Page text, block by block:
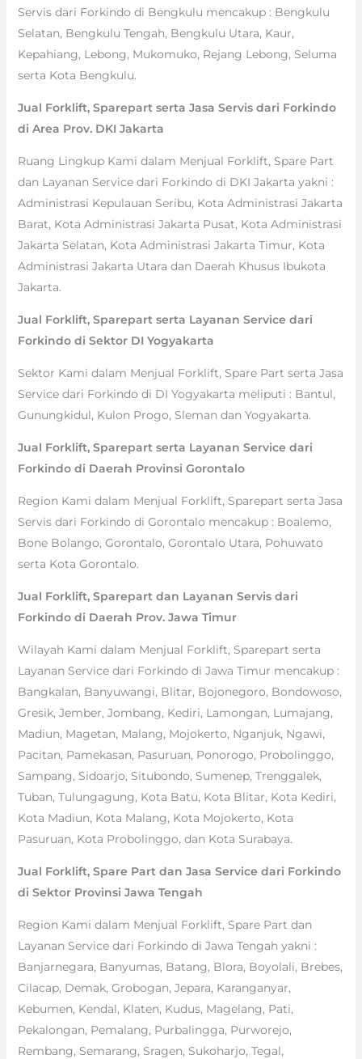
Servis dari Forkindo di Bengkulu mencakup : Bengkulu
Selatan, Bengkulu Tengah, Bengkulu Utara, Kaur,
Kepahiang, Lebong, Mukomuko, Rejang Lebong, Seluma
serta Kota Bengkulu.
Jual Forklift, Sparepart serta Jasa Servis dari Forkindo
di Area Prov. DKI Jakarta
Ruang Lingkup Kami dalam Menjual Forklift, Spare Part
dan Layanan Service dari Forkindo di DKI Jakarta yakni :
Administrasi Kepulauan Seribu, Kota Administrasi Jakarta
Barat, Kota Administrasi Jakarta Pusat, Kota Administrasi
Jakarta Selatan, Kota Administrasi Jakarta Timur, Kota
Administrasi Jakarta Utara dan Daerah Khusus Ibukota
Jakarta.
Jual Forklift, Sparepart serta Layanan Service dari
Forkindo di Sektor DI Yogyakarta
Sektor Kami dalam Menjual Forklift, Spare Part serta Jasa
Service dari Forkindo di DI Yogyakarta meliputi : Bantul,
Gunungkidul, Kulon Progo, Sleman dan Yogyakarta.
Jual Forklift, Sparepart serta Layanan Service dari
Forkindo di Daerah Provinsi Gorontalo
Region Kami dalam Menjual Forklift, Sparepart serta Jasa
Servis dari Forkindo di Gorontalo mencakup : Boalemo,
Bone Bolango, Gorontalo, Gorontalo Utara, Pohuwato
serta Kota Gorontalo.
Jual Forklift, Sparepart dan Layanan Servis dari
Forkindo di Daerah Prov. Jawa Timur
Wilayah Kami dalam Menjual Forklift, Sparepart serta
Layanan Service dari Forkindo di Jawa Timur mencakup :
Bangkalan, Banyuwangi, Blitar, Bojonegoro, Bondowoso,
Gresik, Jember, Jombang, Kediri, Lamongan, Lumajang,
Madiun, Magetan, Malang, Mojokerto, Nganjuk, Ngawi,
Pacitan, Pamekasan, Pasuruan, Ponorogo, Probolinggo,
Sampang, Sidoarjo, Situbondo, Sumenep, Trenggalek,
Tuban, Tulungagung, Kota Batu, Kota Blitar, Kota Kediri,
Kota Madiun, Kota Malang, Kota Mojokerto, Kota
Pasuruan, Kota Probolinggo, dan Kota Surabaya.
Jual Forklift, Spare Part dan Jasa Service dari Forkindo
di Sektor Provinsi Jawa Tengah
Region Kami dalam Menjual Forklift, Spare Part dan
Layanan Service dari Forkindo di Jawa Tengah yakni :
Banjarnegara, Banyumas, Batang, Blora, Boyolali, Brebes,
Cilacap, Demak, Grobogan, Jepara, Karanganyar,
Kebumen, Kendal, Klaten, Kudus, Magelang, Pati,
Pekalongan, Pemalang, Purbalingga, Purworejo,
Rembang, Semarang, Sragen, Sukoharjo, Tegal,